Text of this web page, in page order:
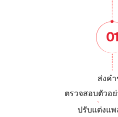
01
ส่งค
ตรวจสอบตัวอ
ปรับแต่งแ